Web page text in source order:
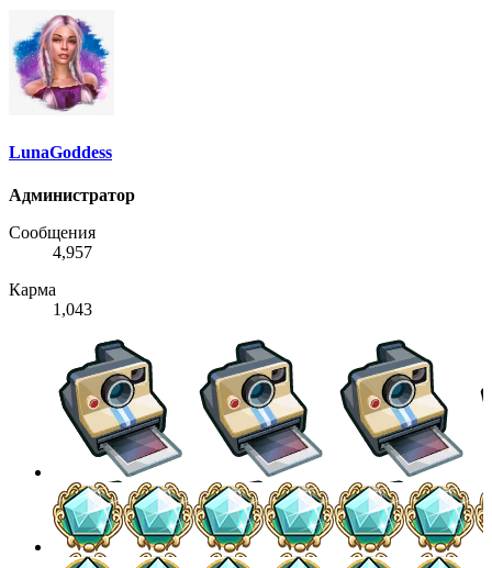
LunaGoddess
Администратор
Сообщения
4,957
Карма
1,043